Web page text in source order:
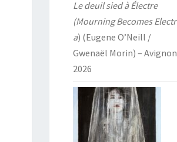
Le deuil sied à Électre
(Mourning Becomes Electr
a) (Eugene O’Neill /
Gwenaël Morin) – Avignon
2026